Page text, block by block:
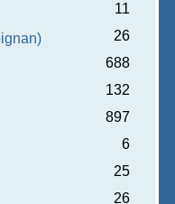
11
26
688
132
897
6
25
26